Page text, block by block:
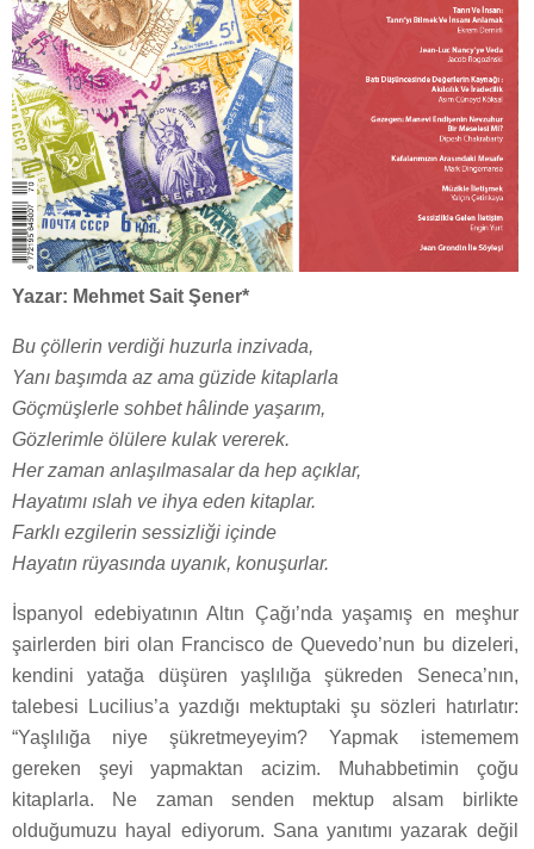
Yazar: Mehmet Sait Şener*
Bu çöllerin verdiği huzurla inzivada,
Yanı başımda az ama güzide kitaplarla
Göçmüşlerle sohbet hâlinde yaşarım,
Gözlerimle ölülere kulak vererek.
Her zaman anlaşılmasalar da hep açıklar,
Hayatımı ıslah ve ihya eden kitaplar.
Farklı ezgilerin sessizliği içinde
Hayatın rüyasında uyanık, konuşurlar.
İspanyol edebiyatının Altın Çağı’nda yaşamış en meşhur
şairlerden biri olan Francisco de Quevedo’nun bu dizeleri,
kendini yatağa düşüren yaşlılığa şükreden Seneca’nın,
talebesi Lucilius’a yazdığı mektuptaki şu sözleri hatırlatır:
“Yaşlılığa niye şükretmeyeyim? Yapmak istememem
gereken şeyi yapmaktan acizim. Muhabbetimin çoğu
kitaplarla. Ne zaman senden mektup alsam birlikte
olduğumuzu hayal ediyorum. Sana yanıtımı yazarak değil